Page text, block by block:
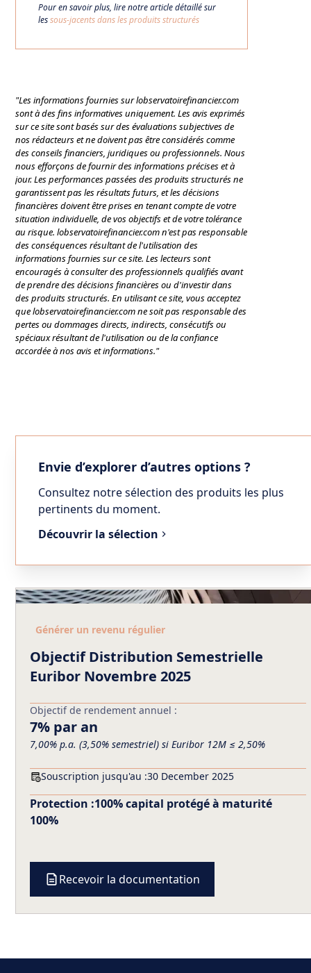
Pour en savoir plus, lire notre article détaillé sur
lessous-jacents dans les produits structurés
"Les informations fournies sur lobservatoirefinancier.com
sont à des fins informatives uniquement. Les avis exprimés
sur ce site sont basés sur des évaluations subjectives de
nos rédacteurs et ne doivent pas être considérés comme
des conseils financiers, juridiques ou professionnels. Nous
nous efforçons de fournir des informations précises et à
jour. Les performances passées des produits structurés ne
garantissent pas les résultats futurs, et les décisions
financières doivent être prises en tenant compte de votre
situation individuelle, de vos objectifs et de votre tolérance
au risque. lobservatoirefinancier.com n'est pas responsable
des conséquences résultant de l'utilisation des
informations fournies sur ce site. Les lecteurs sont
encouragés à consulter des professionnels qualifiés avant
de prendre des décisions financières ou d'investir dans
des produits structurés. En utilisant ce site, vous acceptez
que lobservatoirefinancier.com ne soit pas responsable des
pertes ou dommages directs, indirects, consécutifs ou
spéciaux résultant de l'utilisation ou de la confiance
accordée à nos avis et informations."
Envie d’explorer d’autres options ?
Consultez notre sélection des produits les plus
pertinents du moment.
Découvrir la sélection
Générer un revenu régulier
Objectif Distribution Semestrielle
Euribor Novembre 2025
Objectif de rendement annuel :
7% par an
7,00% p.a. (3,50% semestriel) si Euribor 12M ≤ 2,50%
Souscription jusqu'au :30 December 2025
Protection :100% capital protégé à maturité
100%
Recevoir la documentation